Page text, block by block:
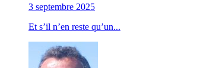
3 septembre 2025
Et s’il n’en reste qu’un...